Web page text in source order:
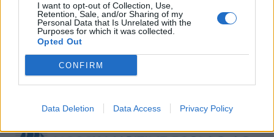
I want to opt-out of Collection, Use,
Retention, Sale, and/or Sharing of my
Personal Data that Is Unrelated with the
Purposes for which it was collected.
Opted Out
CONFIRM
Data Deletion Data Access Privacy Policy
ARDEA UKATEGORISERT ALLERBM